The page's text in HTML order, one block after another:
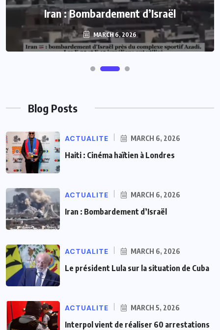
Iran : Bombardement d’Israël
MARCH 6, 2026
Le président Lula sur la situation de Cuba
MARCH 6, 2026
Blog Posts
ACTUALITE MARCH 6, 2026
Haiti : Cinéma haïtien à Londres
ACTUALITE MARCH 6, 2026
Iran : Bombardement d’Israël
ACTUALITE MARCH 6, 2026
Le président Lula sur la situation de Cuba
ACTUALITE MARCH 5, 2026
Interpol vient de réaliser 60 arrestations